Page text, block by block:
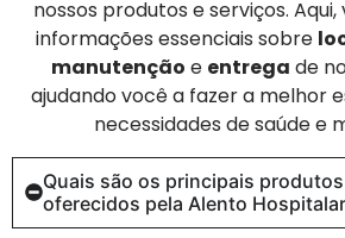
nossos produtos e serviços.
informações essenciais sobre
manutenção e entrega de
ajudando você a fazer a melhor
necessidades de saúde e
Quais são os principais
oferecidos pela Alento